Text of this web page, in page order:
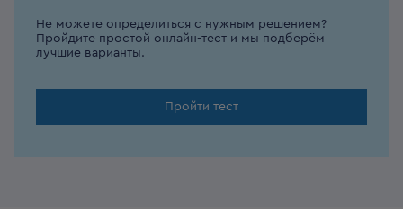
Не можете определиться с нужным решением?
Пройдите простой онлайн-тест и мы подберём
лучшие варианты.
Пройти тест